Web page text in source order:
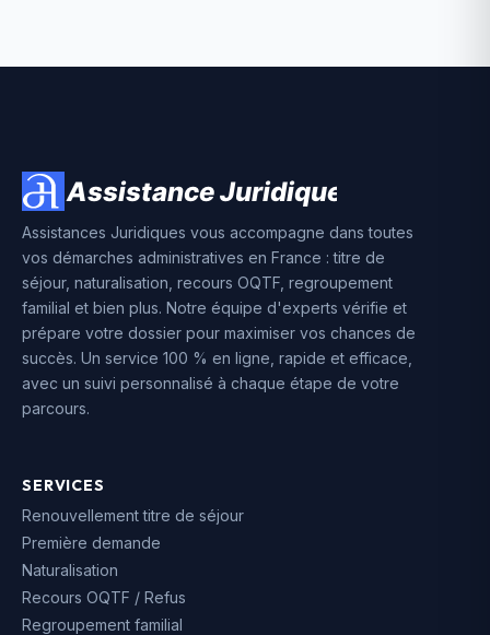
Assistances Juridiques vous accompagne dans toutes
vos démarches administratives en France : titre de
séjour, naturalisation, recours OQTF, regroupement
familial et bien plus. Notre équipe d'experts vérifie et
prépare votre dossier pour maximiser vos chances de
succès. Un service 100 % en ligne, rapide et efficace,
avec un suivi personnalisé à chaque étape de votre
parcours.
SERVICES
Renouvellement titre de séjour
Première demande
Naturalisation
Recours OQTF / Refus
Regroupement familial